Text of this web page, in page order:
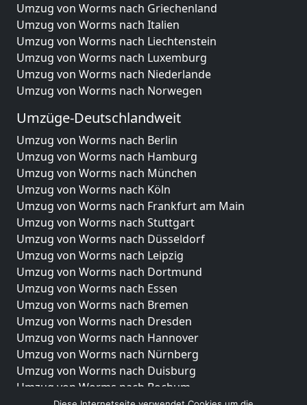
Umzug von Worms nach Griechenland
Umzug von Worms nach Italien
Umzug von Worms nach Liechtenstein
Umzug von Worms nach Luxemburg
Umzug von Worms nach Niederlande
Umzug von Worms nach Norwegen
Umzüge-Deutschlandweit
Umzug von Worms nach Berlin
Umzug von Worms nach Hamburg
Umzug von Worms nach München
Umzug von Worms nach Köln
Umzug von Worms nach Frankfurt am Main
Umzug von Worms nach Stuttgart
Umzug von Worms nach Düsseldorf
Umzug von Worms nach Leipzig
Umzug von Worms nach Dortmund
Umzug von Worms nach Essen
Umzug von Worms nach Bremen
Umzug von Worms nach Dresden
Umzug von Worms nach Hannover
Umzug von Worms nach Nürnberg
Umzug von Worms nach Duisburg
Umzug von Worms nach Bochum